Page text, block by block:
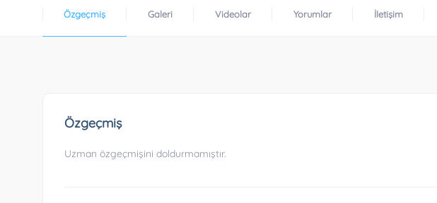
Özgeçmiş Galeri Videolar Yorumlar İletişim
Özgeçmiş
Uzman özgeçmişini doldurmamıştır.